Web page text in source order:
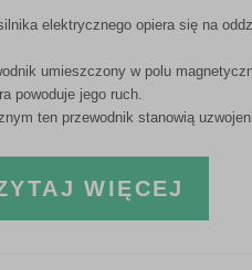
elektrycznego opiera się na
umieszczony w polu
powoduje jego ruch.
ten przewodnik stanowią
WIĘCEJ